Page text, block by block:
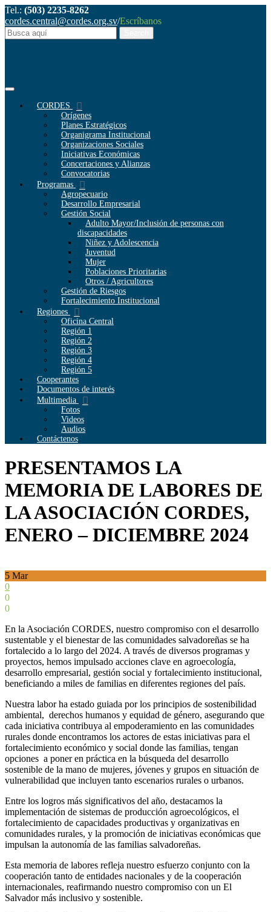
Tel.: (503) 2235-8262
cordes.central@cordes.org.sv/Escríbanos
CORDES
Orígenes
Planes Estratégicos
Organigrama Institucional
Organizaciones Sociales
Iniciativas Económicas
Concertaciones y Alianzas
Convocatorias
Programas
Agropecuario
Desarrollo Empresarial
Gestión Social
Adulto Mayor/Inclusión de personas con
discapacidades
Niñez y Adolescencia
Juventud
Mujer
Poblaciones Prioritarias
Otros / Agricultores
Gestión de Riesgos
Fortalecimiento Institucional
Regiones
Oficina Central
Región 1
Región 2
Región 3
Región 4
Región 5
Cooperantes
Documentos de interés
Multimedia
Fotos
Videos
Audios
Contáctenos
PRESENTAMOS LA
MEMORIA DE LABORES DE
LA ASOCIACIÓN CORDES,
ENERO – DICIEMBRE 2024
5 Mar
0
0
0
En la Asociación CORDES, nuestro compromiso con el desarrollo
sustentable y el bienestar de las comunidades salvadoreñas se ha
fortalecido a lo largo del 2024. A través de diversos programas y
proyectos, hemos impulsado acciones clave en agroecología,
desarrollo empresarial, gestión social y fortalecimiento institucional,
beneficiando a miles de familias en diferentes regiones del país.
Nuestra labor ha estado guiada por los principios de sostenibilidad
ambiental, derechos humanos y equidad de género, asegurando que
cada iniciativa contribuya al empoderamiento en las comunidades
rurales donde encontramos los actores de estas iniciativas para el
fortalecimiento económico y social donde las familias, tengan
opciones a poner en práctica en la búsqueda del desarrollo
sostenible de la mano de mujeres, jóvenes y grupos en situación de
vulnerabilidad que incluyen tanto escenarios rurales o urbanos.
Entre los logros más significativos del año, destacamos la
implementación de sistemas de producción agroecológicos, el
fortalecimiento de capacidades productivas y organizativas en
comunidades rurales, y la promoción de iniciativas económicas que
impulsan la autonomía de las familias salvadoreñas.
Esta memoria de labores refleja nuestro esfuerzo conjunto con la
cooperación tanto de entidades nacionales y de la cooperación
internacionales, reafirmando nuestro compromiso con un El
Salvador más inclusivo y sostenible.